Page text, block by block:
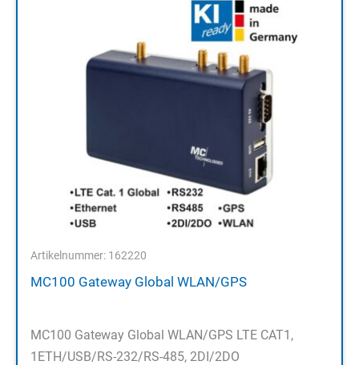
Artikelnummer: 162220
MC100 Gateway Global WLAN/GPS
MC100 Gateway Global WLAN/GPS LTE CAT1,
1ETH/USB/RS-232/RS-485, 2DI/2DO